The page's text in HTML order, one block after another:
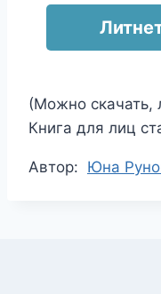
(Можно скачать,
Книга для лиц
Метки
Автор: Юна